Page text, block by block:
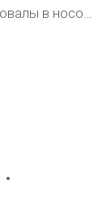
в носо
то вроде
глаз.